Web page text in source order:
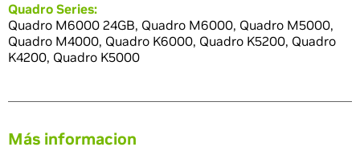
Quadro Series:
Quadro M6000 24GB, Quadro M6000, Quadro M5000,
Quadro M4000, Quadro K6000, Quadro K5200, Quadro
K4200, Quadro K5000
Más informacion